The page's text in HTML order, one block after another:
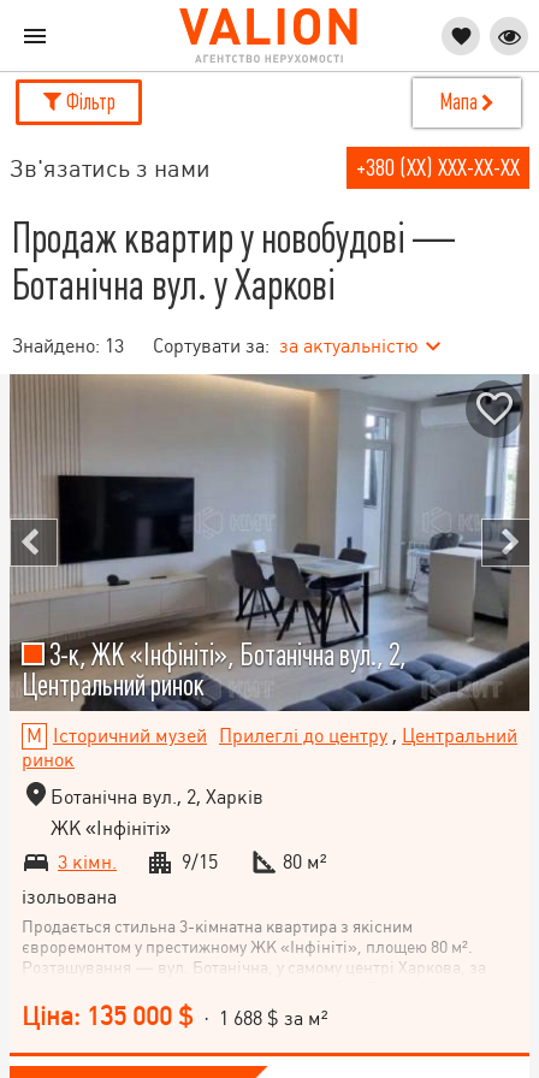
Фільтр Мапа
Зв'язатись з нами +380 (XX) XXX-XX-XX
Продаж квартир у новобудові —
Ботанічна вул. у Харкові
Знайдено: 13 Сортувати за: за актуальністю
3-к, ЖК «Інфініті», Ботанічна вул., 2,
Центральний ринок
Історичний музей Прилеглі до центру, Центральний
ринок
Ботанічна вул., 2, Харків
ЖК «Інфініті»
3 кімн.
9/15
80 м²
ізольована
Продається стильна 3-кімнатна квартира з якісним
євроремонтом у престижному ЖК «Інфініті», площею 80 м².
Розташування — вул. Ботанічна, у самому центрі Харкова, за
Основні характеристики Поверх: 9-й із 15 Кухня-студія: 35 м²
Житлова площа: 30 м² Клас будинку: бізнес Формат квартири
простора кухня-вітальня дві окремі спальні два санвузли
вбиральня лоджія Стан та наповнення Квартира після нового
Ціна: 135 000 $ · 1 688 $ за м²